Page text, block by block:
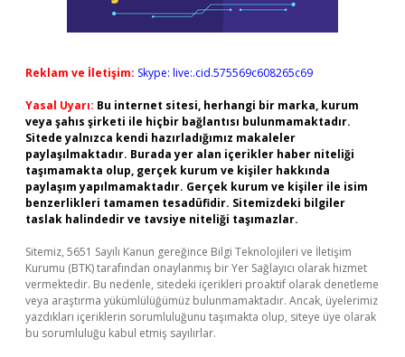
Reklam ve İletişim: Skype: live:.cid.575569c608265c69
Yasal Uyarı: Bu internet sitesi, herhangi bir marka, kurum
veya şahıs şirketi ile hiçbir bağlantısı bulunmamaktadır.
Sitede yalnızca kendi hazırladığımız makaleler
paylaşılmaktadır. Burada yer alan içerikler haber niteliği
taşımamakta olup, gerçek kurum ve kişiler hakkında
paylaşım yapılmamaktadır. Gerçek kurum ve kişiler ile isim
benzerlikleri tamamen tesadüfidir. Sitemizdeki bilgiler
taslak halindedir ve tavsiye niteliği taşımazlar.
Sitemiz, 5651 Sayılı Kanun gereğince Bilgi Teknolojileri ve İletişim
Kurumu (BTK) tarafından onaylanmış bir Yer Sağlayıcı olarak hizmet
vermektedir. Bu nedenle, sitedeki içerikleri proaktif olarak denetleme
veya araştırma yükümlülüğümüz bulunmamaktadır. Ancak, üyelerimiz
yazdıkları içeriklerin sorumluluğunu taşımakta olup, siteye üye olarak
bu sorumluluğu kabul etmiş sayılırlar.